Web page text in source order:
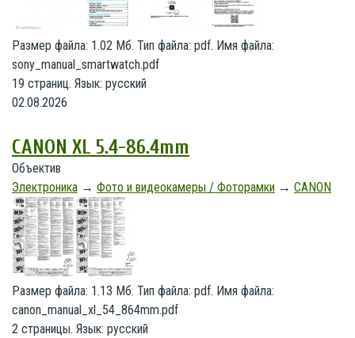
Размер файла: 1.02 Мб. Тип файла: pdf. Имя файла:
sony_manual_smartwatch.pdf
19 страниц. Язык: русский
02.08.2026
CANON XL 5.4-86.4mm
Объектив
Электроника → Фото и видеокамеры / Фоторамки → CANON
Размер файла: 1.13 Мб. Тип файла: pdf. Имя файла:
canon_manual_xl_54_864mm.pdf
2 страницы. Язык: русский